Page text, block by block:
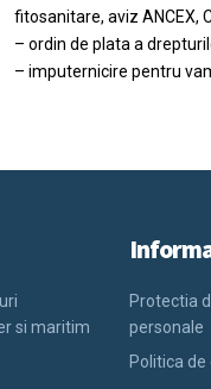
fitosanitare, aviz ANCEX,
– ordin de plata a
– imputernicire pentru
si maritim
Protectia
personale
Politica